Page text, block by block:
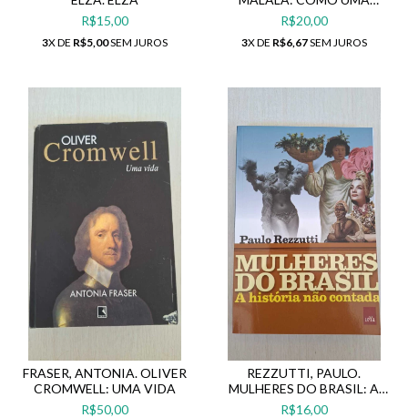
R$15,00
3X DE R$5,00SEM JUROS
GAROTA DEFENDEU O
DIREITO À EDUCAÇÃO E
MUDOU O MUNDO
R$20,00
3X DE R$6,67SEM JUROS
FRASER, ANTONIA. OLIVER
CROMWELL: UMA VIDA
R$50,00
REZZUTTI, PAULO.
MULHERES DO BRASIL: A
HISTÓRIA NÃO CONTADA
R$16,00